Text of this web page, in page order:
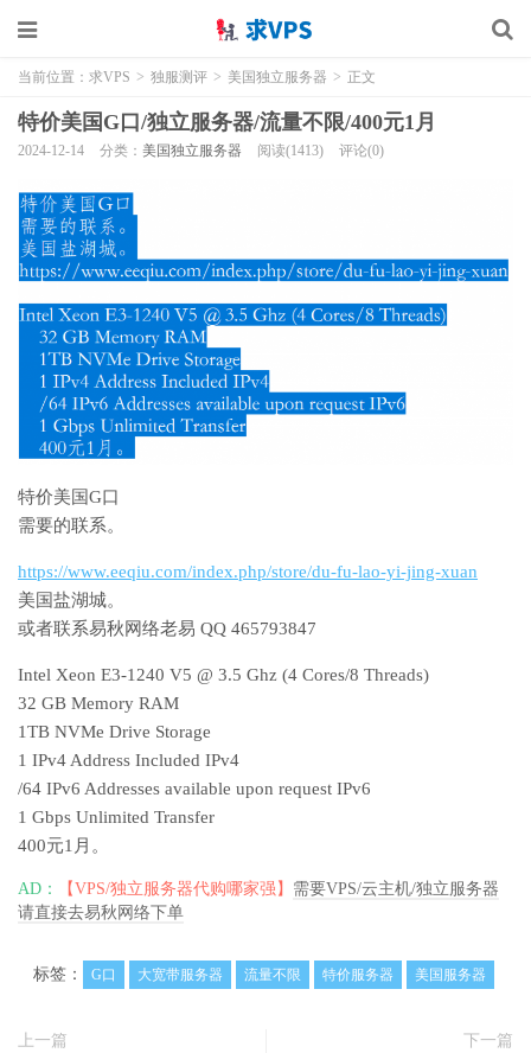
当前位置： 求VPS > 独服测评 > 美国独立服务器 > 正文
特价美国G口/独立服务器/流量不限/400元1月
2024-12-14 分类： 美国独立服务器 阅读(1413) 评论(0)
特价美国G口
需要的联系。
https://www.eeqiu.com/index.php/store/du-fu-lao-yi-jing-xuan
美国盐湖城。
或者联系易秋网络老易 QQ 465793847
Intel Xeon E3-1240 V5 @ 3.5 Ghz (4 Cores/8 Threads)
32 GB Memory RAM
1TB NVMe Drive Storage
1 IPv4 Address Included IPv4
/64 IPv6 Addresses available upon request IPv6
1 Gbps Unlimited Transfer
400元1月。
AD： 【VPS/独立服务器代购哪家强】 需要VPS/云主机/独立服务器
请直接去易秋网络下单
标签： G口 大宽带服务器 流量不限 特价服务器 美国服务器
上一篇
下一篇